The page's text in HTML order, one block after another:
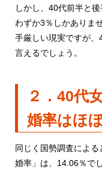
しかし、40代前半と
わずか3％しかありま
手厳しい現実ですが、
言えるでしょう。
２．40代
婚率はほ
同じく国勢調査によ
婚率」は、14.06％でし